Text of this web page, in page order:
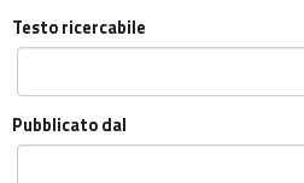
Testo ricercabile
Pubblicato dal